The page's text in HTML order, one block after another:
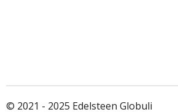
© 2021 - 2025